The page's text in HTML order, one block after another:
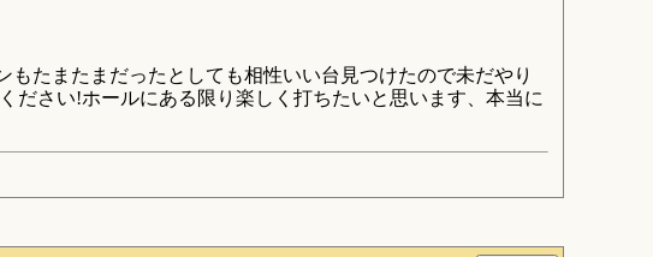
たまたまだったとしても相性いい台見つけたので未だやり
さい!ホールにある限り楽しく打ちたいと思います、本当に